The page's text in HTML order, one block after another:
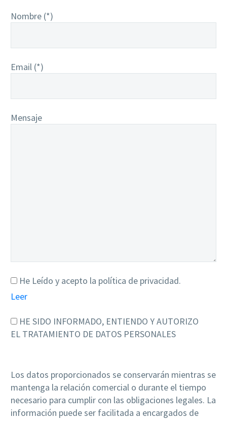
Nombre (*)
Email (*)
Mensaje
He Leído y acepto la política de privacidad.
Leer
HE SIDO INFORMADO, ENTIENDO Y AUTORIZO
EL TRATAMIENTO DE DATOS PERSONALES
Los datos proporcionados se conservarán mientras se
mantenga la relación comercial o durante el tiempo
necesario para cumplir con las obligaciones legales. La
información puede ser facilitada a encargados de